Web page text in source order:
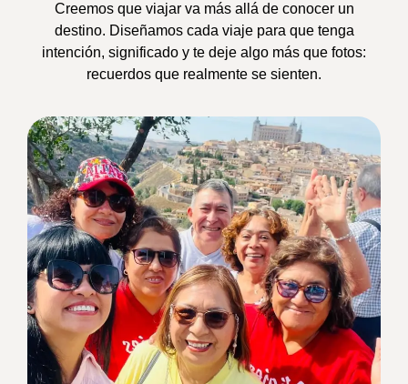
Creemos que viajar va más allá de conocer un
destino. Diseñamos cada viaje para que tenga
intención, significado y te deje algo más que fotos:
recuerdos que realmente se sienten.